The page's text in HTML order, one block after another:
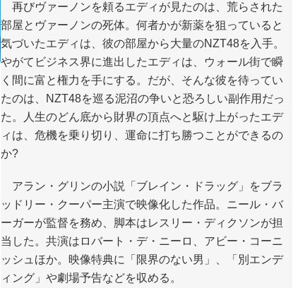
再びヴァーノンを頼るエディが見たのは、荒らされた
部屋とヴァーノンの死体。何者かが新薬を狙っていると
気づいたエディは、彼の部屋から大量のNZT48を入手。
やがてビジネス界に進出したエディは、ウォール街で瞬
く間に富と権力を手にする。だが、そんな彼を待ってい
たのは、NZT48を巡る泥沼の争いと恐ろしい副作用だっ
た。人生のどん底から財界の頂点へと駆け上がったエデ
ィは、危機を乗り切り、運命に打ち勝つことができるの
か?
アラン・グリンの小説「ブレイン・ドラッグ」をブラ
ッドリー・クーパー主演で映像化した作品。ニール・バ
ーガーが監督を務め、脚本はレスリー・ディクソンが担
当した。共演はロバート・デ・ニーロ、アビー・コーニ
ッシュほか。映像特典に「限界のない男」、「別エンデ
ィング」や劇場予告などを収める。